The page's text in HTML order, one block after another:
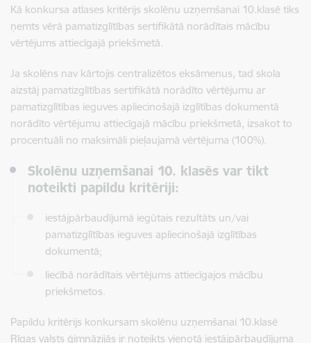
Kā konkursa atlases kritērijs skolēnu uzņemšanai 10.klasē tiks
ņemts vērā pamatizglītības sertifikātā norādītais mācību
vērtējums attiecīgajā priekšmetā.
Ja skolēns nav kārtojis centralizētos eksāmenus, tad skola
aizstāj pamatizglītības sertifikātā norādīto vērtējumu ar
pamatizglītības ieguves apliecinošajā izglītības dokumentā
norādīto vērtējumu attiecīgajā mācību priekšmetā, izsakot to
procentuāli no maksimāli pieļaujamā vērtējuma (100%).
Skolēnu uzņemšanai 10. klasēs var tikt
noteikti papildu kritēriji:
iestājpārbaudījumā iegūtais rezultāts un/vai
pamatizglītības ieguves apliecinošajā izglītības
dokumentā;
liecībā norādītais vērtējums attiecīgajos mācību
priekšmetos.
Papildu kritērijs konkursam skolēnu uzņemšanai 10.klasē
Rīgas valsts ģimnāzijās ir noteikts vienotā iestājpārbaudījuma